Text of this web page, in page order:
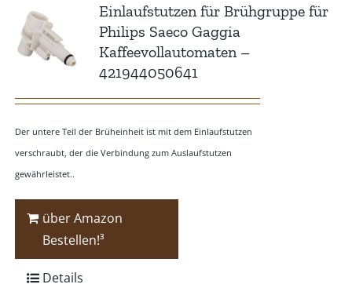
Einlaufstutzen für Brühgruppe für
Philips Saeco Gaggia
Kaffeevollautomaten –
421944050641
Der untere Teil der Brüheinheit ist mit dem Einlaufstutzen
verschraubt, der die Verbindung zum Auslaufstutzen
gewährleistet..
über Amazon
Bestellen!³
Details